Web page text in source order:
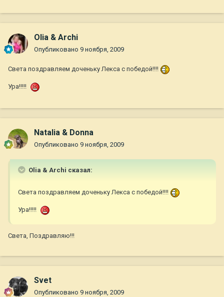
Olia & Archi
Опубликовано 9 ноября, 2009
Света поздравляем доченьку Лекса с победой!!!!
Ура!!!!!
Natalia & Donna
Опубликовано 9 ноября, 2009
Olia & Archi сказал:
Света поздравляем доченьку Лекса с победой!!!!
Ура!!!!!
Света, Поздравляю!!!
Svet
Опубликовано 9 ноября, 2009